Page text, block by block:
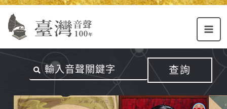
Alt+U：
選
Alt+C：
容
跳
內
查詢